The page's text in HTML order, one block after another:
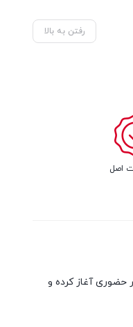
رفتن به بالا
اصل
به صورت نو و استوک از سال ۱۳۹۸ به صورت فروش حضوری و غیر حضوری آغاز کرده و